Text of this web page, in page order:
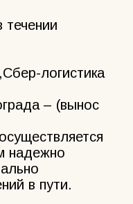
течении
логистика
– (вынос
надежно
в пути.